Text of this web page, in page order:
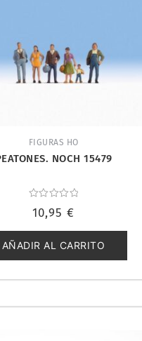
FIGURAS HO
NOCH 15479
con
de
5
10,95 €
AÑADIR AL CARRITO